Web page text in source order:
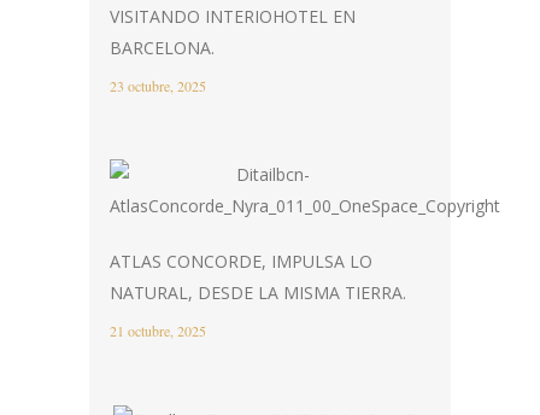
VISITANDO INTERIOHOTEL EN
BARCELONA.
23 octubre, 2025
ATLAS CONCORDE, IMPULSA LO
NATURAL, DESDE LA MISMA TIERRA.
21 octubre, 2025